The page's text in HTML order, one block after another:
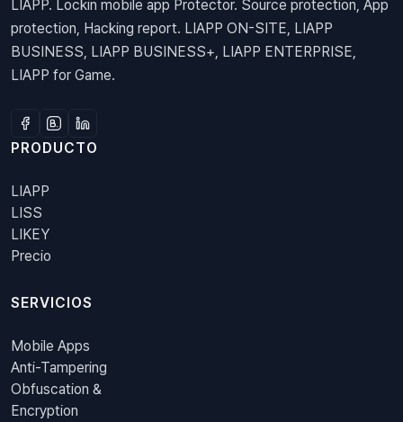
LIAPP. Lockin mobile app Protector. Source protection, App
protection, Hacking report. LIAPP ON-SITE, LIAPP
BUSINESS, LIAPP BUSINESS+, LIAPP ENTERPRISE,
LIAPP for Game.
PRODUCTO
LIAPP
LISS
LIKEY
Precio
SERVICIOS
Mobile Apps
Anti-Tampering
Obfuscation &
Encryption